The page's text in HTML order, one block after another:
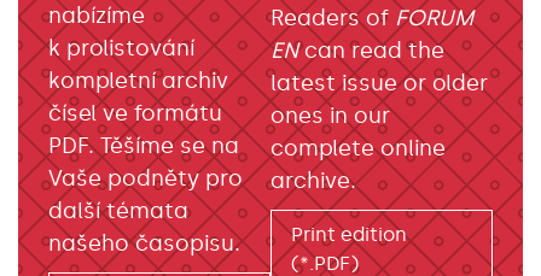
nabízíme
k prolistování
kompletní archiv
čísel ve formátu
PDF. Těšíme se na
Vaše podněty pro
další témata
našeho časopisu.
Readers of FORUM
ENcan read the
latest issue or older
ones in our
complete online
archive.
Print edition
(*.PDF)